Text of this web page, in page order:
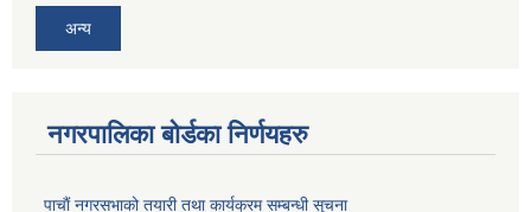
अन्य
नगरपालिका बोर्डका निर्णयहरु
पाचाैं नगरसभाको तयारी तथा कार्यक्रम सम्बन्धी सुचना